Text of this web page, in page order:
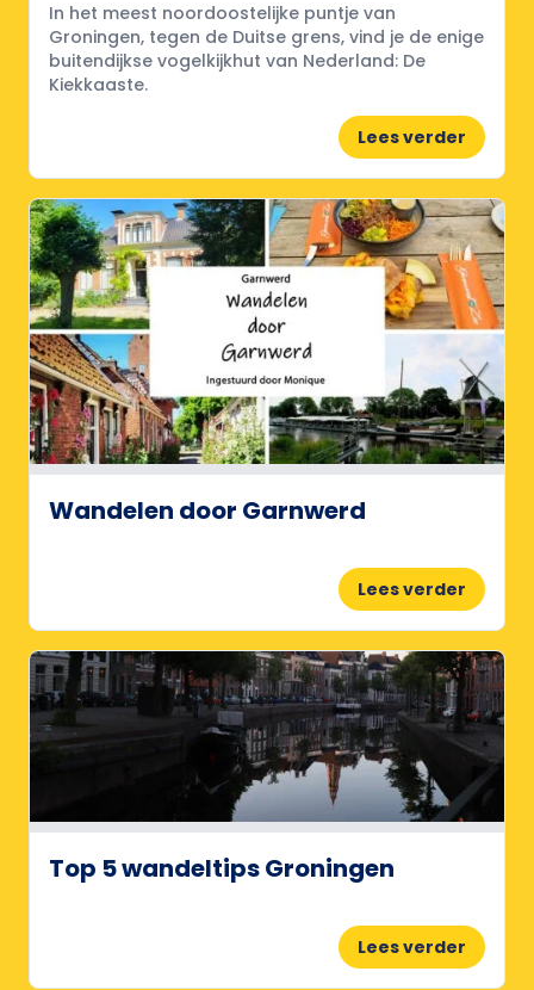
In het meest noordoostelijke puntje van
Groningen, tegen de Duitse grens, vind je de enige
buitendijkse vogelkijkhut van Nederland: De
Kiekkaaste.
Lees verder
Wandelen door Garnwerd
Lees verder
Top 5 wandeltips Groningen
Lees verder